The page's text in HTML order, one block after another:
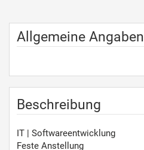
Allgemeine Angaben
Beschreibung
IT | Softwareentwicklung
Feste Anstellung